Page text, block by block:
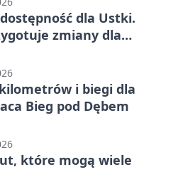
dla Ustki.
zmiany dla
i biegi dla
Bieg pod Dębem
które mogą wiele